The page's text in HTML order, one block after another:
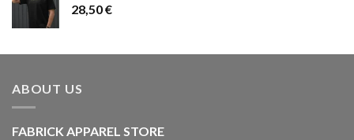
28,50€
ABOUT US
FABRICK APPAREL STORE